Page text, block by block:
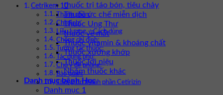
thuốc trị táo bón, tiêu chảy
Thuốc ức chế miễn dịch
Thuốc Ung Thư
thuốc về mắt
Thuốc vitamin & khoáng chất
Thuốc xương khớp
Thuốc lợi niệu
Nhóm thuốc khác
Danh mục bệnh Học
Danh mục 1
Cetrikem 10
Thành phần:
Chỉ định:
Liều lượng – Cách dùng
Chống chỉ định:
Tương tác thuốc:
Tác dụng phụ:
Chú ý đề phòng:
Bảo quản:
Thông tin thành phần Cetirizin